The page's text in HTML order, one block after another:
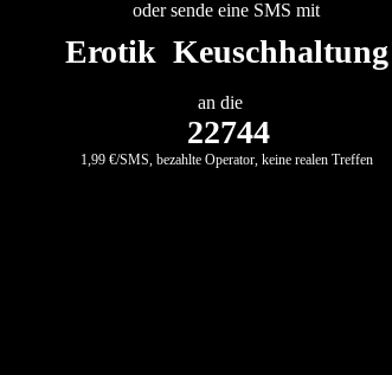
oder sende eine SMS mit
Erotik Keuschhaltung
an die
22744
1,99 €/SMS, bezahlte Operator, keine realen Treffen